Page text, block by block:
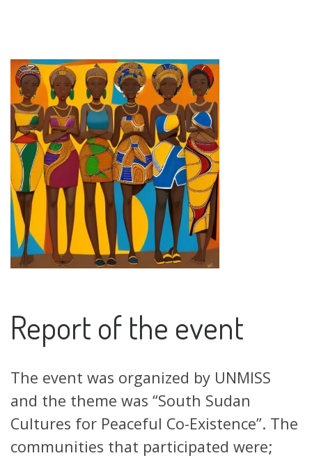
Report of the event
The event was organized by UNMISS
and the theme was “South Sudan
Cultures for Peaceful Co-Existence”. The
communities that participated were;